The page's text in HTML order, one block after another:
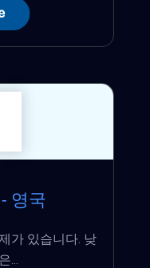
영국
가 있습니다. 낮